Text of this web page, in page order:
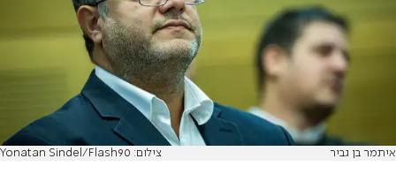
איתמר בן גביר צילום: Yonatan Sindel/Flash90